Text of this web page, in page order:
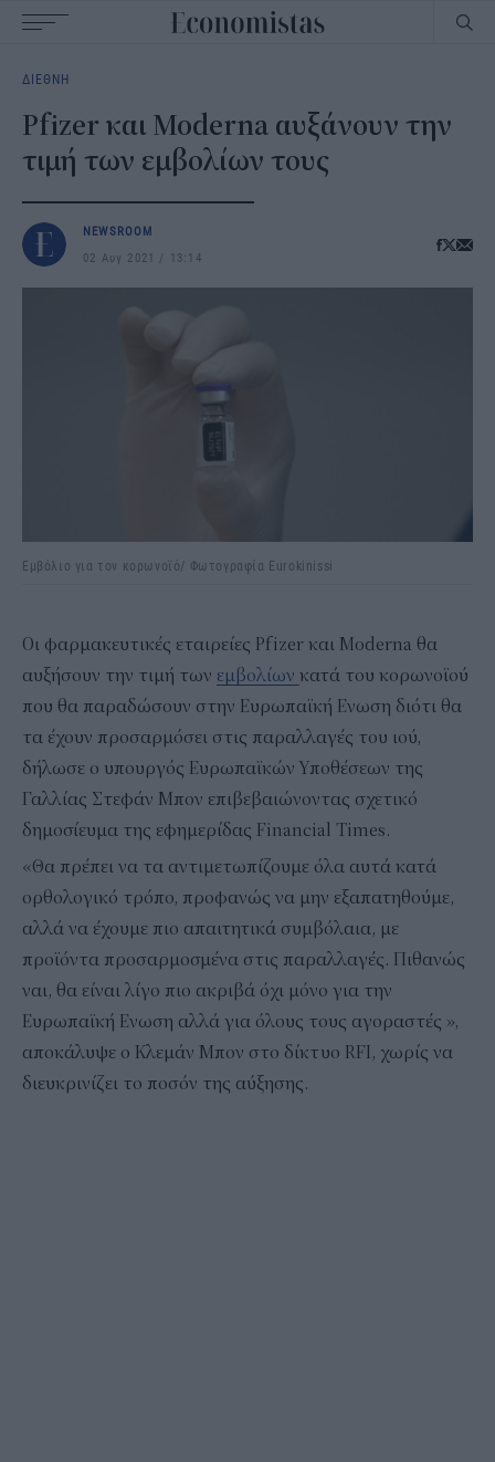
navigation
ΔΙΕΘΝΗ
Pfizer και Moderna αυξάνουν την
τιμή των εμβολίων τους
NEWSROOM
02 Αυγ 2021
13:14
Εμβόλιο για τον κορωνοϊό/ Φωτογραφία Eurokinissi
Οι φαρμακευτικές εταιρείες Pfizer και Moderna θα
αυξήσουν την τιμή των εμβολίων κατά του κορωνοϊού
που θα παραδώσουν στην Ευρωπαϊκή Ενωση διότι θα
τα έχουν προσαρμόσει στις παραλλαγές του ιού,
δήλωσε ο υπουργός Ευρωπαϊκών Υποθέσεων της
Γαλλίας Στεφάν Μπον επιβεβαιώνοντας σχετικό
δημοσίευμα της εφημερίδας Financial Times.
«Θα πρέπει να τα αντιμετωπίζουμε όλα αυτά κατά
ορθολογικό τρόπο, προφανώς να μην εξαπατηθούμε,
αλλά να έχουμε πιο απαιτητικά συμβόλαια, με
προϊόντα προσαρμοσμένα στις παραλλαγές. Πιθανώς
ναι, θα είναι λίγο πιο ακριβά όχι μόνο για την
Ευρωπαϊκή Ενωση αλλά για όλους τους αγοραστές »,
αποκάλυψε ο Κλεμάν Μπον στο δίκτυο RFI, χωρίς να
διευκρινίζει το ποσόν της αύξησης.